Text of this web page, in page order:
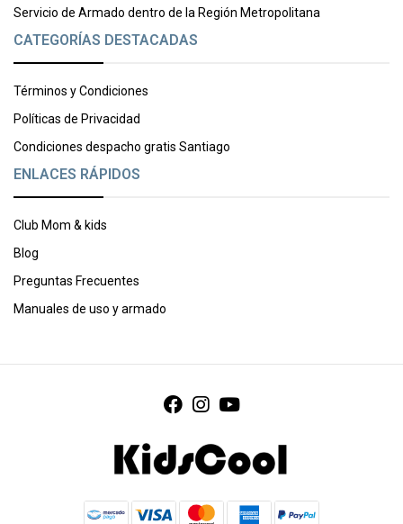
Servicio de Armado dentro de la Región Metropolitana
CATEGORÍAS DESTACADAS
Términos y Condiciones
Políticas de Privacidad
Condiciones despacho gratis Santiago
ENLACES RÁPIDOS
Club Mom & kids
Blog
Preguntas Frecuentes
Manuales de uso y armado